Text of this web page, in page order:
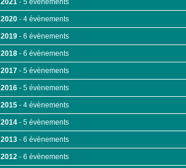
2021- 5 évènements
2020- 4 évènements
2019- 6 évènements
2018- 6 évènements
2017- 5 évènements
2016- 5 évènements
2015- 4 évènements
2014- 5 évènements
2013- 6 évènements
2012- 6 évènements